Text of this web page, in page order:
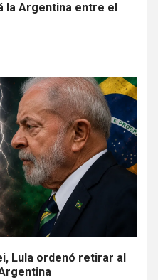
la Argentina entre el
Lula ordenó retirar al